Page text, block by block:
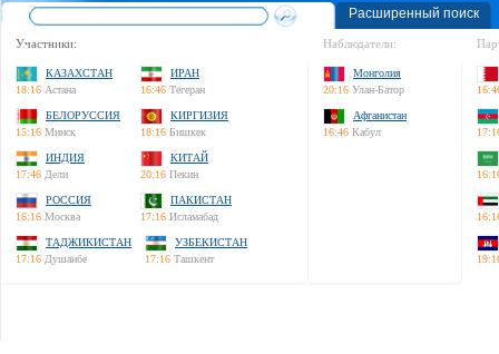
Расширенный поиск
Участники:
КАЗАХСТАН
18:16 Астана
ИРАН
16:46 Тегеран
БЕЛОРУССИЯ
15:16 Минск
КИРГИЗИЯ
18:16 Бишкек
ИНДИЯ
17:46 Дели
КИТАЙ
20:16 Пекин
РОССИЯ
16:16 Москва
ПАКИСТАН
17:16 Исламабад
ТАДЖИКИСТАН
17:16 Душанбе
УЗБЕКИСТАН
17:16 Ташкент
Наблюдатели:
Монголия
20:16 Улан-Батор
Афганистан
16:46 Кабул